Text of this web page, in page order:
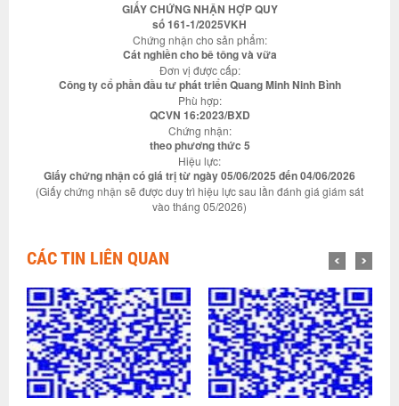
GIẤY CHỨNG NHẬN HỢP QUY
số 161-1/2025VKH
Chứng nhận cho sản phẩm:
Cát nghiền cho bê tông và vữa
Đơn vị được cấp:
Công ty cổ phần đầu tư phát triển Quang Minh Ninh Bình
Phù hợp:
QCVN 16:2023/BXD
Chứng nhận:
theo phương thức 5
Hiệu lực:
Giấy chứng nhận có giá trị từ ngày 05/06/2025 đến 04/06/2026
(Giấy chứng nhận sẽ được duy trì hiệu lực sau lần đánh giá giám sát
vào tháng 05/2026)
CÁC TIN LIÊN QUAN